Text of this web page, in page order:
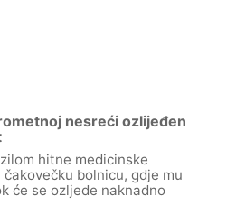
nesreći ozlijeđen
hitne medicinske
bolnicu, gdje mu
će se ozljede naknadno